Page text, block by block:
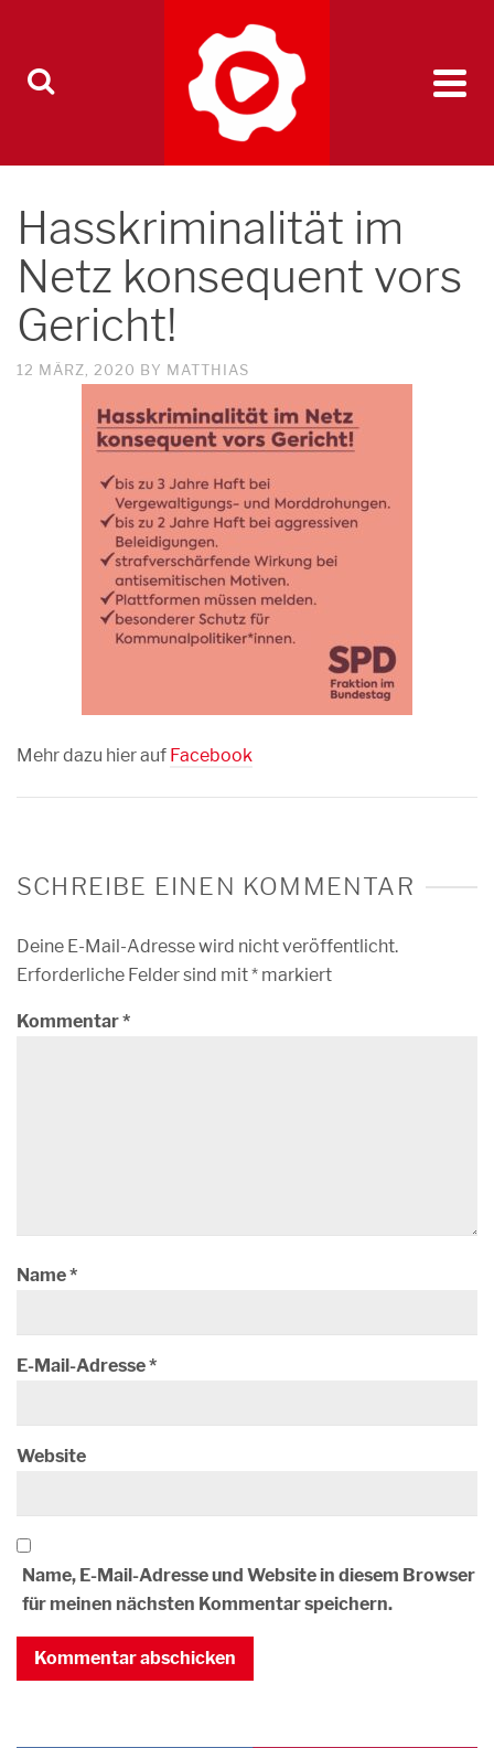
Hasskriminalität im
Netz konsequent vors
Gericht!
12 MÄRZ, 2020 BY MATTHIAS
Mehr dazu hier auf Facebook
SCHREIBE EINEN KOMMENTAR
Deine E-Mail-Adresse wird nicht veröffentlicht.
Erforderliche Felder sind mit* markiert
Kommentar*
Name*
E-Mail-Adresse*
Website
Name, E-Mail-Adresse und Website in diesem Browser
für meinen nächsten Kommentar speichern.